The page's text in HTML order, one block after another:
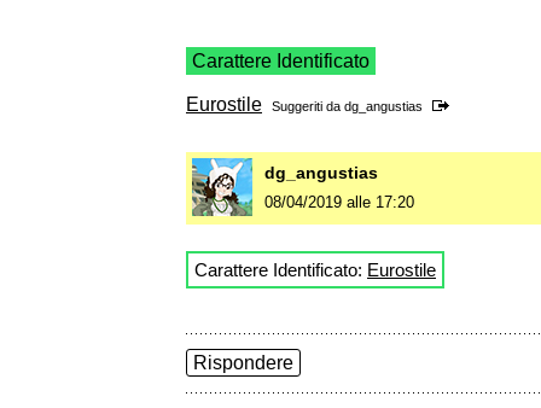
Carattere Identificato
Eurostile Suggeriti da dg_angustias
dg_angustias
08/04/2019 alle 17:20
Carattere Identificato: Eurostile
Rispondere